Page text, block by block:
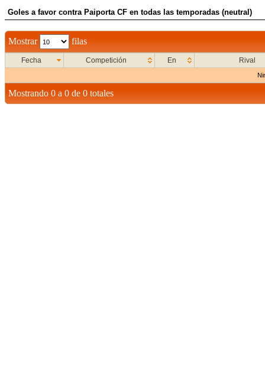
Goles a favor contra Paiporta CF en todas las temporadas (neutral)
Mostrar filas
Fecha Competición En Rival
Mostrando 0 a 0 de 0 totales